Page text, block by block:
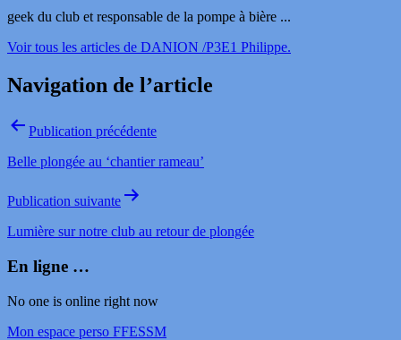
geek du club et responsable de la pompe à bière ...
Voir tous les articles de DANION /P3E1 Philippe.
Navigation de l’article
Publication précédente
Belle plongée au ‘chantier rameau’
Publication suivante
Lumière sur notre club au retour de plongée
En ligne …
No one is online right now
Mon espace perso FFESSM